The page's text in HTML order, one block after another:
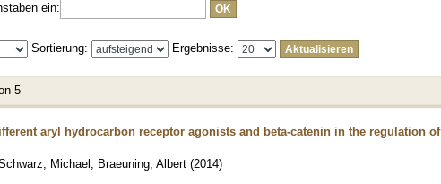
ein:
Sortierung: Ergebnisse:
5
aryl hydrocarbon receptor agonists and beta-catenin in the regulation of
Michael; Braeuning, Albert (2014)